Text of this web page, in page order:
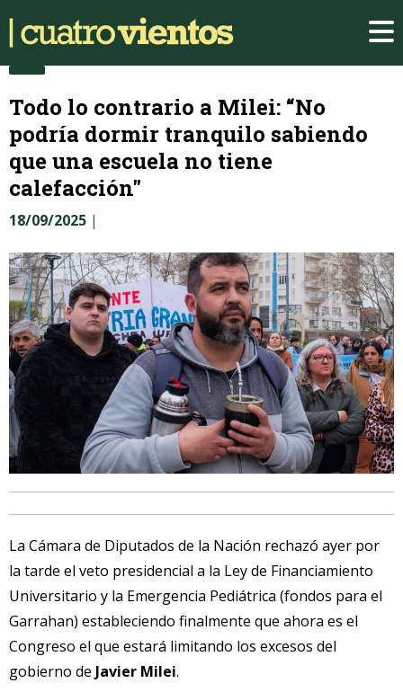
Todo lo contrario a Milei: “No
podría dormir tranquilo sabiendo
que una escuela no tiene
calefacción"
18/09/2025 |
La Cámara de Diputados de la Nación rechazó ayer por
la tarde el veto presidencial a la Ley de Financiamiento
Universitario y la Emergencia Pediátrica (fondos para el
Garrahan) estableciendo finalmente que ahora es el
Congreso el que estará limitando los excesos del
gobierno de Javier Milei.